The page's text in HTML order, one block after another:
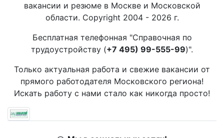
вакансии и резюме в Москве и Московской
области. Copyright 2004 - 2026 г.
Бесплатная телефонная "Справочная по
трудоустройству (+7 495) 99-555-99)".
Только актуальная работа и свежие вакансии от
прямого работодателя Московского региона!
Искать работу с нами стало как никогда просто!